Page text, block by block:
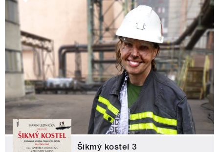
Šikmý kostel 3